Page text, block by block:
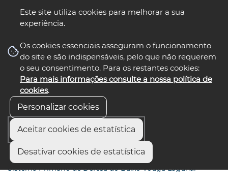
Este site utiliza cookies para melhorar a sua
experiência.
Os cookies essenciais asseguram o funcionamento
do site e são indispensáveis, pelo que não requerem
o seu consentimento. Para os restantes cookies:
Para mais informações consulte a nossa política de
cookies.
Personalizar cookies
Aceitar cookies de estatística
Desativar cookies de estatística
nos
Início
Ambiente e Sustentabilidade
Sistema Primário de Defesa do Baixo Vouga Lagunar